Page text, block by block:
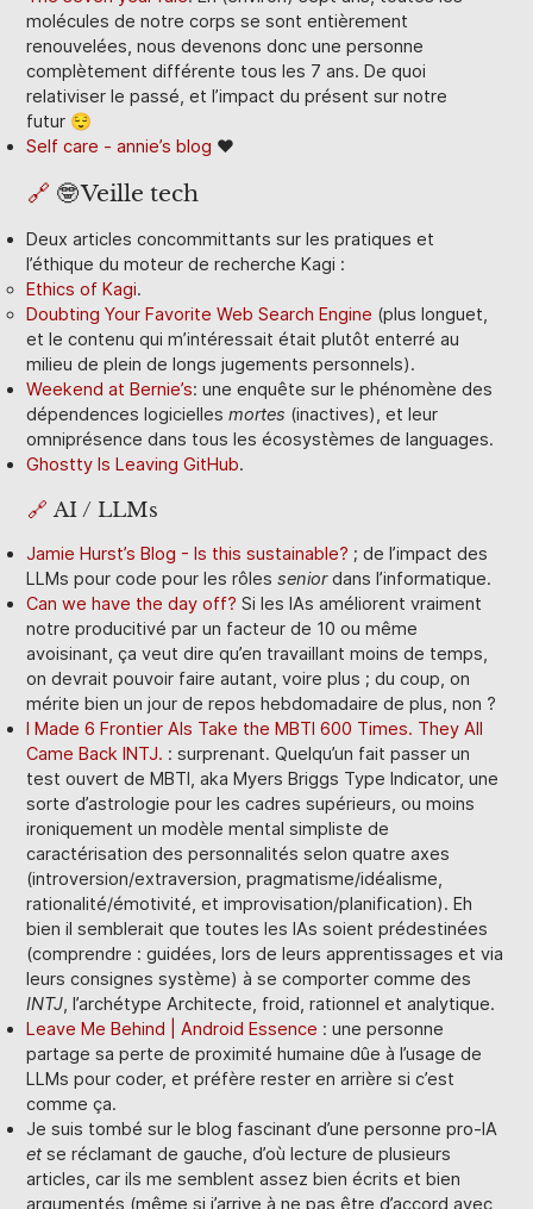
molécules de notre corps se sont entièrement
renouvelées, nous devenons donc une personne
complètement différente tous les 7 ans. De quoi
relativiser le passé, et l’impact du présent sur notre
futur 😌
Self care - annie’s blog ♥️
🔗 🤓 Veille tech
Deux articles concommittants sur les pratiques et
l’éthique du moteur de recherche Kagi :
Ethics of Kagi.
Doubting Your Favorite Web Search Engine (plus longuet,
et le contenu qui m’intéressait était plutôt enterré au
milieu de plein de longs jugements personnels).
Weekend at Bernie’s: une enquête sur le phénomène des
dépendences logiciellesmortes (inactives), et leur
omniprésence dans tous les écosystèmes de languages.
Ghostty Is Leaving GitHub.
🔗 AI / LLMs
Jamie Hurst’s Blog - Is this sustainable? ; de l’impact des
LLMs pour code pour les rôlesseniordans l’informatique.
Can we have the day off? Si les IAs améliorent vraiment
notre producitivé par un facteur de 10 ou même
avoisinant, ça veut dire qu’en travaillant moins de temps,
on devrait pouvoir faire autant, voire plus ; du coup, on
mérite bien un jour de repos hebdomadaire de plus, non ?
I Made 6 Frontier AIs Take the MBTI 600 Times. They All
Came Back INTJ. : surprenant. Quelqu’un fait passer un
test ouvert de MBTI, aka Myers Briggs Type Indicator, une
sorte d’astrologie pour les cadres supérieurs, ou moins
ironiquement un modèle mental simpliste de
caractérisation des personnalités selon quatre axes
(introversion/extraversion, pragmatisme/idéalisme,
rationalité/émotivité, et improvisation/planification). Eh
bien il semblerait que toutes les IAs soient prédestinées
(comprendre : guidées, lors de leurs apprentissages et via
leurs consignes système) à se comporter comme des
INTJ, l’archétype Architecte, froid, rationnel et analytique.
Leave Me Behind | Android Essence : une personne
partage sa perte de proximité humaine dûe à l’usage de
LLMs pour coder, et préfère rester en arrière si c’est
comme ça.
Je suis tombé sur le blog fascinant d’une personne pro-IA
etse réclamant de gauche, d’où lecture de plusieurs
articles, car ils me semblent assez bien écrits et bien
argumentés (même si j’arrive à ne pas être d’accord avec